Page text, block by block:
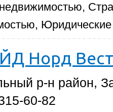
Юридические
Норд Вест
р-н район,
60-82